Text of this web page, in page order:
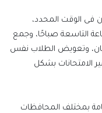
فى الوقت المحدد،
التاسعة صباحًا، وجمع
وتعويض الطلاب نفس
الامتحانات بشكل
بمختلف المحافظات